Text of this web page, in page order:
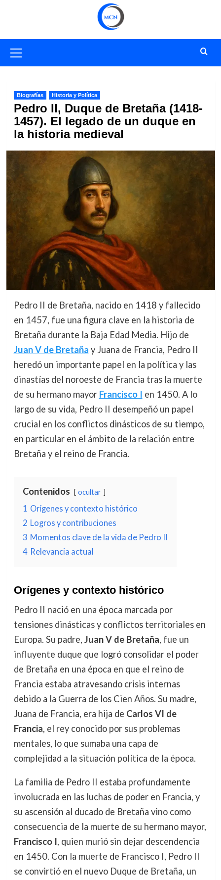
primario
Biografías Historia y Política
Pedro II, Duque de Bretaña (1418-
1457). El legado de un duque en
la historia medieval
Pedro II de Bretaña, nacido en 1418 y fallecido
en 1457, fue una figura clave en la historia de
Bretaña durante la Baja Edad Media. Hijo de
Juan V de Bretaña y Juana de Francia, Pedro II
heredó un importante papel en la política y las
dinastías del noroeste de Francia tras la muerte
de su hermano mayor Francisco I en 1450. A lo
largo de su vida, Pedro II desempeñó un papel
crucial en los conflictos dinásticos de su tiempo,
en particular en el ámbito de la relación entre
Bretaña y el reino de Francia.
Contenidos ocultar
1 Orígenes y contexto histórico
2 Logros y contribuciones
3 Momentos clave de la vida de Pedro II
4 Relevancia actual
Orígenes y contexto histórico
Pedro II nació en una época marcada por
tensiones dinásticas y conflictos territoriales en
Europa. Su padre, Juan V de Bretaña, fue un
influyente duque que logró consolidar el poder
de Bretaña en una época en que el reino de
Francia estaba atravesando crisis internas
debido a la Guerra de los Cien Años. Su madre,
Juana de Francia, era hija de Carlos VI de
Francia, el rey conocido por sus problemas
mentales, lo que sumaba una capa de
complejidad a la situación política de la época.
La familia de Pedro II estaba profundamente
involucrada en las luchas de poder en Francia, y
su ascensión al ducado de Bretaña vino como
consecuencia de la muerte de su hermano mayor,
Francisco I, quien murió sin dejar descendencia
en 1450. Con la muerte de Francisco I, Pedro II
se convirtió en el nuevo Duque de Bretaña, un